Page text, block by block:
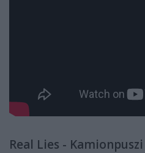
Real Lies - Kamionpuszi